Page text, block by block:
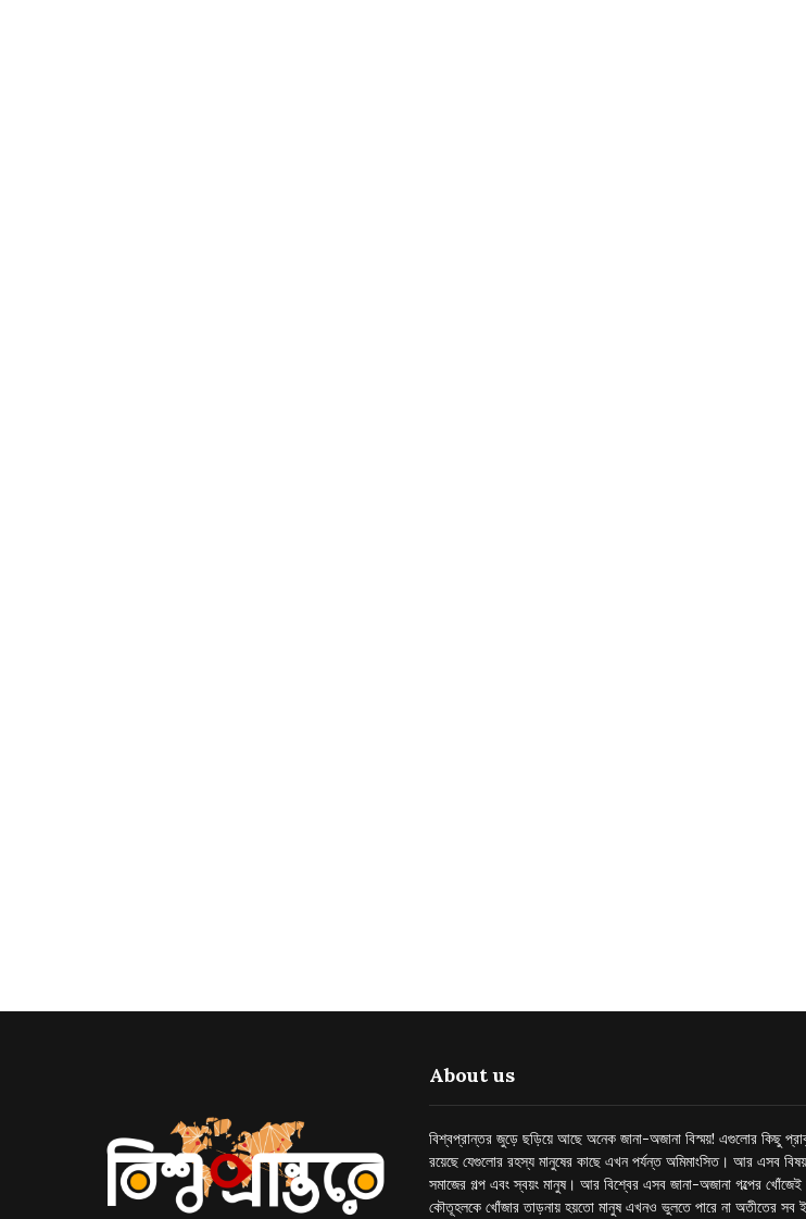
About us
বিশ্বপ্রান্তর জুড়ে ছড়িয়ে আছে অনেক জানা-অজানা বিস্ময়! এগুলোর কিছু
রয়েছে যেগুলোর রহস্য মানুষের কাছে এখন পর্যন্ত অমিমাংসিত। আর এসব
সমাজের গল্প এবং স্বয়ং মানুষ। আর বিশ্বের এসব জানা-অজানা গল্পের
কৌতূহলকে খোঁজার তাড়নায় হয়তো মানুষ এখনও ভুলতে পারে না অতীতের সব